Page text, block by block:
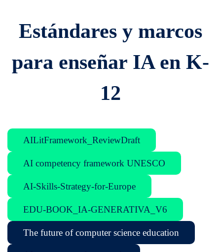
Estándares y marcos
para enseñar IA en K-
12
AILitFramework_ReviewDraft
AI competency framework UNESCO
AI-Skills-Strategy-for-Europe
EDU-BOOK_IA-GENERATIVA_V6
The future of computer science education